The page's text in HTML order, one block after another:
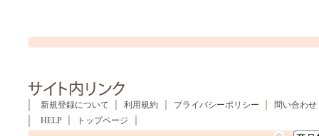
新規登録について 利用規約 プライバシーポリシー
問い合わせ
HELP
トップページ